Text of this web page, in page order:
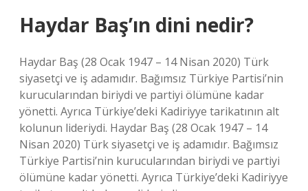
Haydar Baş’ın dini nedir?
Haydar Baş (28 Ocak 1947 – 14 Nisan 2020) Türk
siyasetçi ve iş adamıdır. Bağımsız Türkiye Partisi’nin
kurucularından biriydi ve partiyi ölümüne kadar
yönetti. Ayrıca Türkiye’deki Kadiriyye tarikatının alt
kolunun lideriydi. Haydar Baş (28 Ocak 1947 – 14
Nisan 2020) Türk siyasetçi ve iş adamıdır. Bağımsız
Türkiye Partisi’nin kurucularından biriydi ve partiyi
ölümüne kadar yönetti. Ayrıca Türkiye’deki Kadiriyye